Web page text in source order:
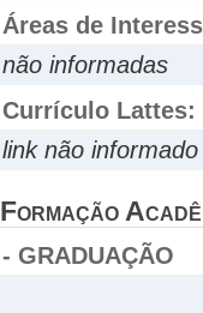
Áreas de
não informadas
Currículo Lattes:
link não informado
Formação
- GRADUAÇÃO